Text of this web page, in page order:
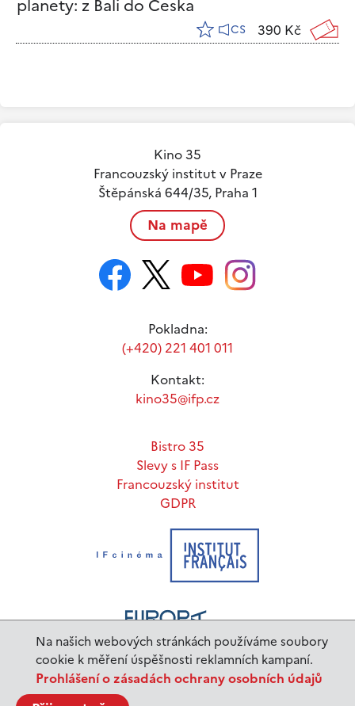
Na našich webových stránkách používáme soubory
cookie k měření úspěšnosti reklamních kampaní.
Prohlášení o zásadách ochrany osobních údajů
planety: z Bali do Česka
CS 390 Kč
Kino 35
Francouzský institut v Praze
Štěpánská 644/35, Praha 1
Na mapě
Pokladna:
(+420) 221 401 011
Kontakt:
kino35@ifp.cz
Bistro 35
Slevy s IF Pass
Francouzský institut
GDPR